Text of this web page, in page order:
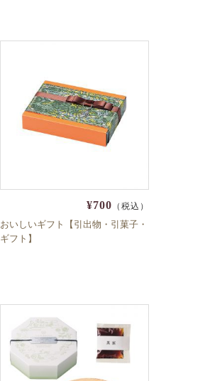
¥700 （税込）
おいしいギフト【引出物・引菓子・
ギフト】